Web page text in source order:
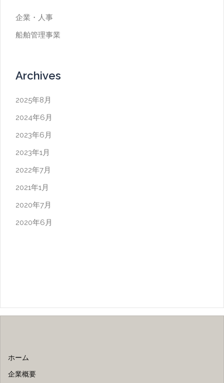
企業・人事
船舶管理事業
Archives
2025年8月
2024年6月
2023年6月
2023年1月
2022年7月
2021年1月
2020年7月
2020年6月
ホーム
企業概要